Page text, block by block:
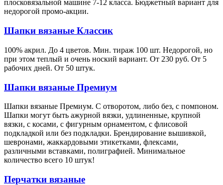
плосковязальной машине 7-12 класса. Бюджетный вариант для
недорогой промо-акции.
Шапки вязаные Классик
100% акрил. До 4 цветов. Мин. тираж 100 шт. Недорогой, но
при этом теплый и очень ноский вариант. От 230 руб. От 5
рабочих дней. От 50 штук.
Шапки вязаные Премиум
Шапки вязаные Премиум. С отворотом, либо без, с помпоном.
Шапки могут быть ажурной вязки, удлиненные, крупной
вязки, с косами, с фигурным орнаментом, с флисовой
подкладкой или без подкладки. Брендирование вышивкой,
шевронами, жаккардовыми этикетками, флексами,
различными вставками, полиграфией. Минимальное
количество всего 10 штук!
Перчатки вязаные